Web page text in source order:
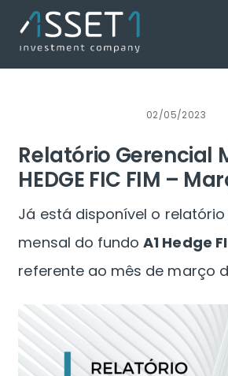
content
02/05/2023
Relatório Gerencial
HEDGE FIC FIM –
Já está disponível o
mensal do fundoA1 Hedge
referente ao mês de março